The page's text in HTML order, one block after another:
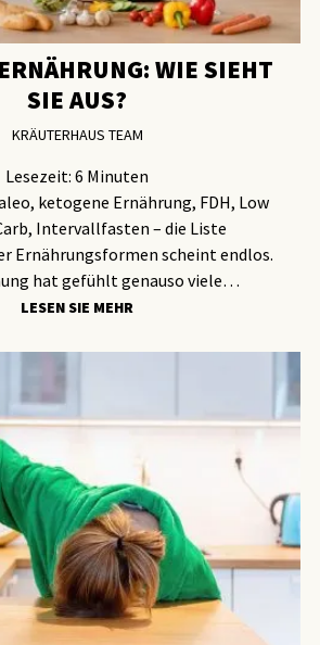
WIE SIEHT
SIE AUS?
KRÄUTERHAUS TEAM
Lesezeit: 6 Minuten
ketogene Ernährung, FDH, Low
Intervallfasten – die Liste
Ernährungsformen scheint endlos.
hat gefühlt genauso viele…
LESEN SIE MEHR